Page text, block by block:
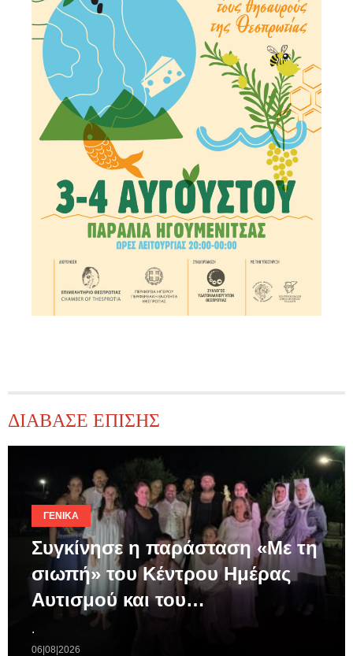
ΔΙΑΒΑΣΕ ΕΠΙΣΗΣ
ΓΕΝΙΚΆ
Συγκίνησε η παράσταση «Με τη
σιωπή» του Κέντρου Ημέρας
Αυτισμού και του…
.
06|08|2026